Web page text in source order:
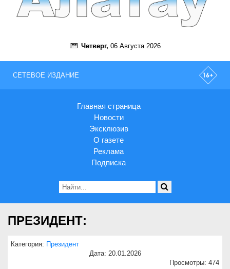
Четверг, 06 Августа 2026
СЕТЕВОЕ ИЗДАНИЕ
Главная страница
Новости
Эксклюзив
О газете
Реклама
Подписка
ПРЕЗИДЕНТ:
Категория: Президент
Дата: 20.01.2026
Просмотры: 474